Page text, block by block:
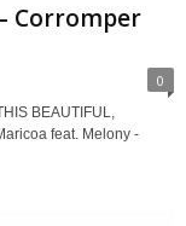
Corromper
0
BEAUTIFUL,
feat. Melony -